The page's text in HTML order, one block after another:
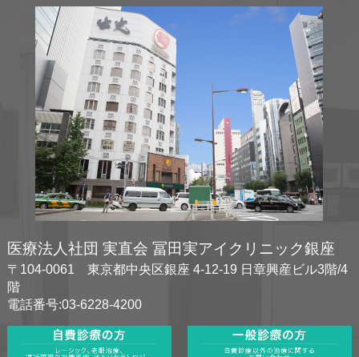
医療法人社団 実直会 冨田実アイクリニック銀座
〒104-0061 東京都中央区銀座 4-12-19 日章興産ビル3階/4
階
電話番号:03-6228-4200